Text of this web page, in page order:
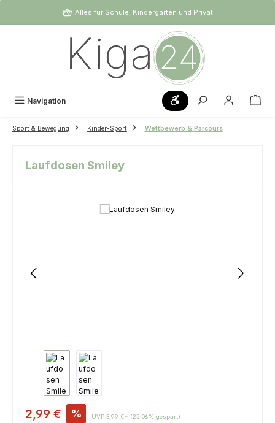
Zum Hauptinhalt springenAlles für Schule, Kindergarten und Privat
Navigation Werkzeugleiste anzeigen
Sport & Bewegung Kinder-Sport Wettbewerb & Parcours
Laufdosen Smiley
Bildergalerie überspringen
Verkaufspreis:
2,99 € % UVP 3,99 €* (25.06% gespart)